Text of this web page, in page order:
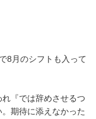
8月のシフトも入って
れ『では辞めさせるつ
期待に添えなかった